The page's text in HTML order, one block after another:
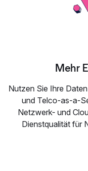
Mehr
Nutzen Sie Ihre
und Telco-as-a-
Netzwerk- und
Dienstqualität für